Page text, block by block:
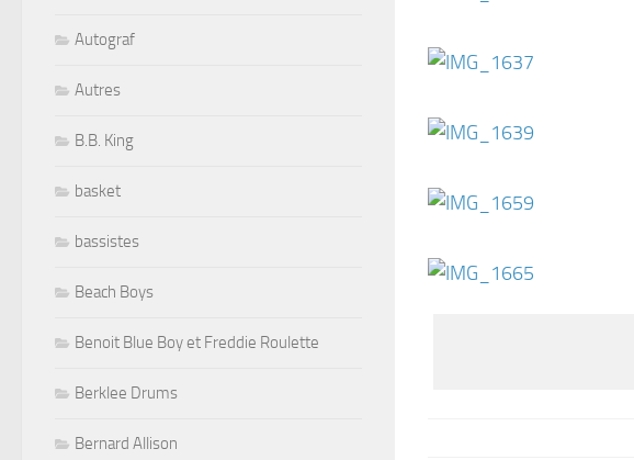
Autograf
Autres
B.B. King
basket
bassistes
Beach Boys
Benoit Blue Boy et Freddie Roulette
Berklee Drums
Bernard Allison